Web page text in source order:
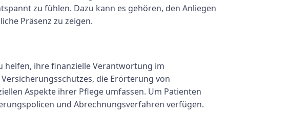
zu fühlen. Dazu kann es gehören, den Anliegen
Präsenz zu zeigen.
helfen, ihre finanzielle Verantwortung im
die Erörterung von
Aspekte ihrer Pflege umfassen. Um Patienten
und Abrechnungsverfahren verfügen.